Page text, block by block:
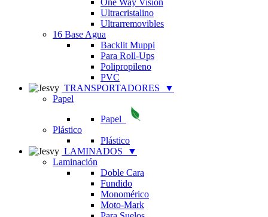
One Way Vision
Ultracristalino
Ultrarremovibles
16 Base Agua
Backlit Muppi
Para Roll-Ups
Polipropileno
PVC
TRANSPORTADORES
▼
Papel
Papel
Plástico
Plástico
LAMINADOS
▼
Laminación
Doble Cara
Fundido
Monomérico
Moto-Mark